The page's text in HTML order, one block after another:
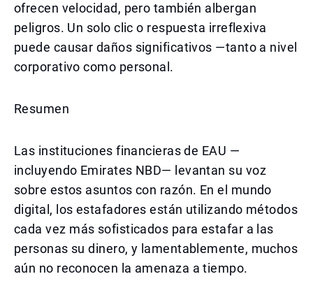
ofrecen velocidad, pero también albergan
peligros. Un solo clic o respuesta irreflexiva
puede causar daños significativos —tanto a nivel
corporativo como personal.
Resumen
Las instituciones financieras de EAU —
incluyendo Emirates NBD— levantan su voz
sobre estos asuntos con razón. En el mundo
digital, los estafadores están utilizando métodos
cada vez más sofisticados para estafar a las
personas su dinero, y lamentablemente, muchos
aún no reconocen la amenaza a tiempo.